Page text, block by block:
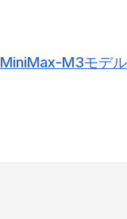
MiniMax-M3モデ